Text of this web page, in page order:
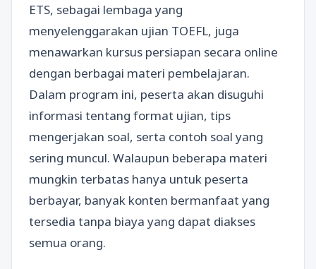
ETS, sebagai lembaga yang
menyelenggarakan ujian TOEFL, juga
menawarkan kursus persiapan secara online
dengan berbagai materi pembelajaran.
Dalam program ini, peserta akan disuguhi
informasi tentang format ujian, tips
mengerjakan soal, serta contoh soal yang
sering muncul. Walaupun beberapa materi
mungkin terbatas hanya untuk peserta
berbayar, banyak konten bermanfaat yang
tersedia tanpa biaya yang dapat diakses
semua orang.